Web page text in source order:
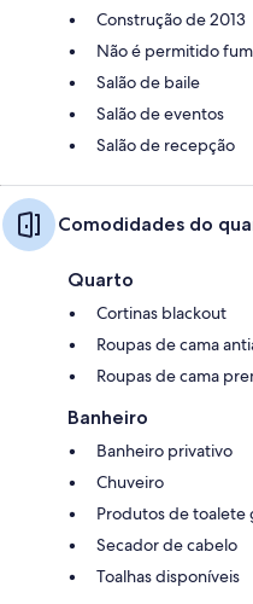
Construção de 2013
Não é permitido
Salão de baile
Salão de eventos
Salão de recepção
Comodidades do
Quarto
Cortinas blackout
Roupas de cama
Roupas de cama
Banheiro
Banheiro privativo
Chuveiro
Produtos de toalete
Secador de cabelo
Toalhas disponíveis